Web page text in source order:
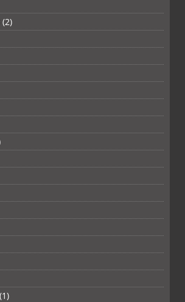
(2)
(1)